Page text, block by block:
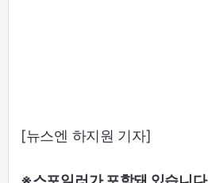
[뉴스엔 하지원 기자]